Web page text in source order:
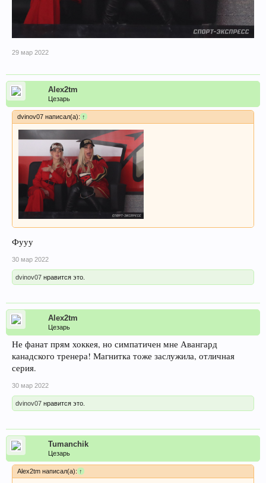
29 мар 2022
Alex2tm
Цезарь
dvinov07 написал(а):↑
Фууу
30 мар 2022
dvinov07 нравится это.
Alex2tm
Цезарь
Не фанат прям хоккея, но симпатичен мне Авангард
канадского тренера! Магнитка тоже заслужила, отличная
серия.
30 мар 2022
dvinov07 нравится это.
Tumanchik
Цезарь
Alex2tm написал(а): ↑